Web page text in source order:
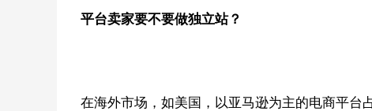
平台卖家要不要做独立站？
在海外市场，如美国，以亚马逊为主的电商平台